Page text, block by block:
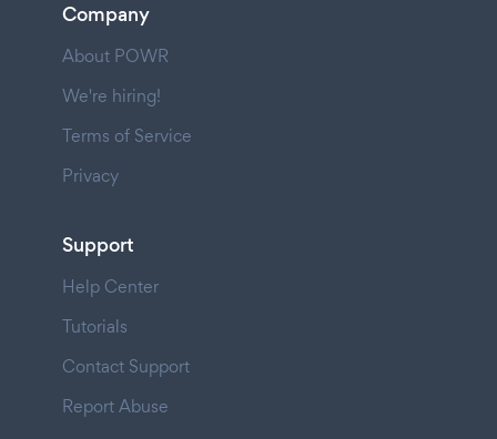
Company
About POWR
We're hiring!
Terms of Service
Privacy
Support
Help Center
Tutorials
Contact Support
Report Abuse